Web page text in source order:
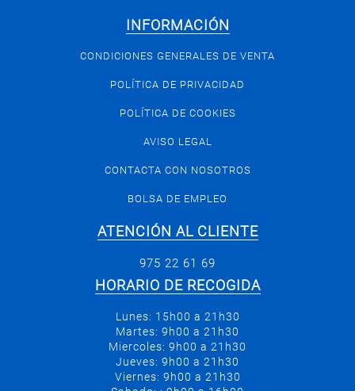
INFORMACIÓN
CONDICIONES GENERALES DE VENTA
POLÍTICA DE PRIVACIDAD
POLÍTICA DE COOKIES
AVISO LEGAL
CONTACTA CON NOSOTROS
BOLSA DE EMPLEO
ATENCIÓN AL CLIENTE
975 22 61 69
HORARIO DE RECOGIDA
Lunes: 15h00 a 21h30
Martes: 9h00 a 21h30
Miercoles: 9h00 a 21h30
Jueves: 9h00 a 21h30
Viernes: 9h00 a 21h30